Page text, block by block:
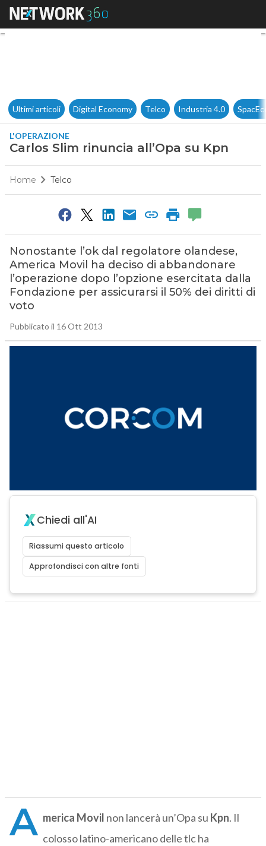
Carlos Slim rinuncia all’Opa
Ultimi articoli Digital Economy Telco Industria 4.0
L'OPERAZIONE
Carlos Slim rinuncia all’Opa su Kpn
Home Telco
Nonostante l’ok dal regolatore olandese,
America Movil ha deciso di abbandonare
l’operazione dopo l’opzione esercitata dalla
Fondazione per assicurarsi il 50% dei diritti di
voto
Pubblicato il 16 Ott 2013
Chiedi all'AI
Riassumi questo articolo
Approfondisci con altre fonti
A merica Movil non lancerà un’Opa su Kpn. Il
colosso latino-americano delle tlc ha